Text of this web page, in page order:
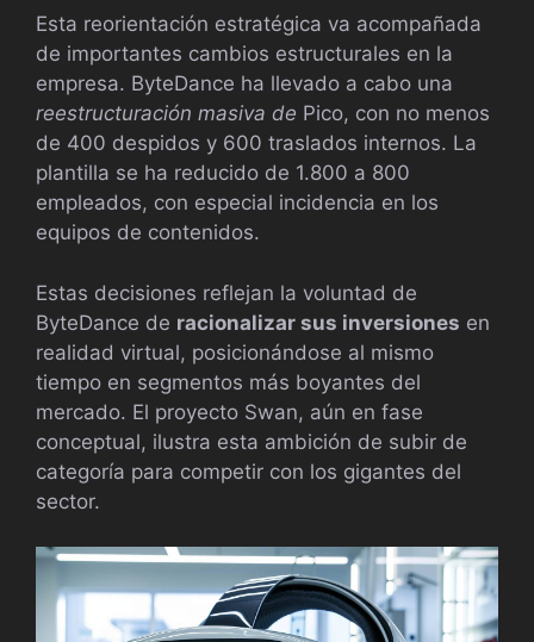
Esta reorientación estratégica va acompañada
de importantes cambios estructurales en la
empresa. ByteDance ha llevado a cabo una
reestructuración masiva de Pico, con no menos
de 400 despidos y 600 traslados internos. La
plantilla se ha reducido de 1.800 a 800
empleados, con especial incidencia en los
equipos de contenidos.
Estas decisiones reflejan la voluntad de
ByteDance de racionalizar sus inversiones en
realidad virtual, posicionándose al mismo
tiempo en segmentos más boyantes del
mercado. El proyecto Swan, aún en fase
conceptual, ilustra esta ambición de subir de
categoría para competir con los gigantes del
sector.